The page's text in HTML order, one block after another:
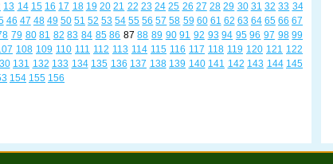
13 14 15 16 17 18 19 20 21 22 23 24 25 26 27 28 29 30 31 32 33 34
46 47 48 49 50 51 52 53 54 55 56 57 58 59 60 61 62 63 64 65 66 67
79 80 81 82 83 84 85 86 8788 89 90 91 92 93 94 95 96 97 98 99
108 109 110 111 112 113 114 115 116 117 118 119 120 121 122
131 132 133 134 135 136 137 138 139 140 141 142 143 144 145
154 155 156